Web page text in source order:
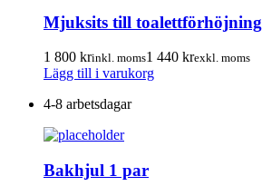
Mjuksits till toalettförhöjning
1 800 krinkl. moms1 440 krexkl. moms
Lägg till i varukorg
4-8 arbetsdagar
Bakhjul 1 par